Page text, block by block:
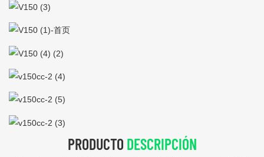
PRODUCTO DESCRIPCIÓN